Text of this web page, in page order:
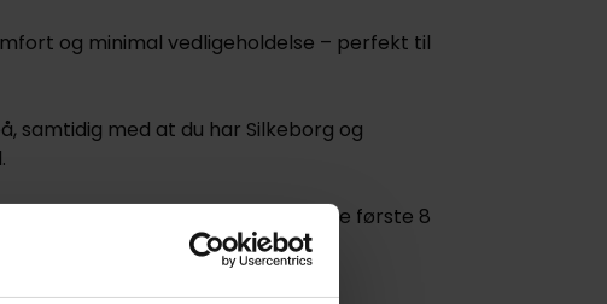
og minimal vedligeholdelse – perfekt til
samtidig med at du har Silkeborg og
til en af de attraktive boliger - De første 8